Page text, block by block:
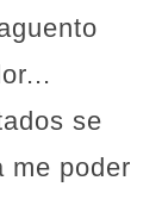
se
me poder